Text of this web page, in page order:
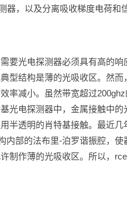
器，以及分离吸收梯度电荷和
光电探测器必须具有高的响
型结构是薄的光吸收区。然而
率减小。虽然带宽超过
光电探测器中，金属接触中的
半透明的肖特基接触。最近几
内部的法布里-泊罗谐振腔，使
制作薄的光吸收区。所以，